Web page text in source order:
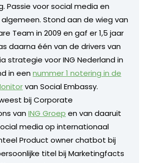
Passie voor social media en
Stond aan de wieg van
Team in 2009 en gaf er 1,5 jaar
daarna één van de drivers van
strategie voor ING Nederland in
in eennummer 1 notering in de
van Social Embassy.
bij Corporate
vanING Groep en van daaruit
media op internationaal
Product owner chatbot bij
titel bij Marketingfacts